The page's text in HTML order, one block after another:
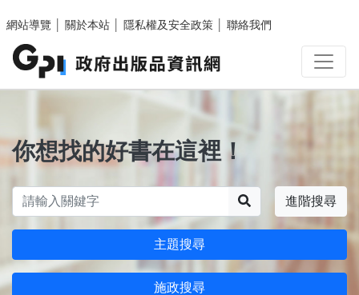
網站導覽
關於本站 隱私權及安全政策 聯絡我們
你想找的好書在這裡！
進階搜尋
主題搜尋
施政搜尋